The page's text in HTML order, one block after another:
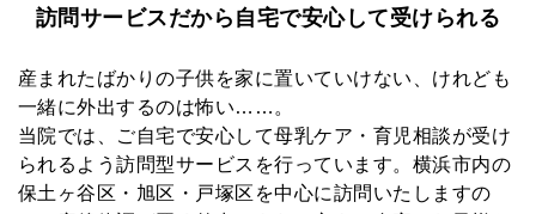
訪問サービスだから 自宅で安心して受けられる
産まれたばかりの子供を家に置いていけない、けれども
一緒に外出するのは怖い……。
当院では、ご自宅で安心して母乳ケア・育児相談が受け
られるよう訪問型サービスを行っています。横浜市内の
保土ヶ谷区・旭区・戸塚区を中心に訪問いたしますの